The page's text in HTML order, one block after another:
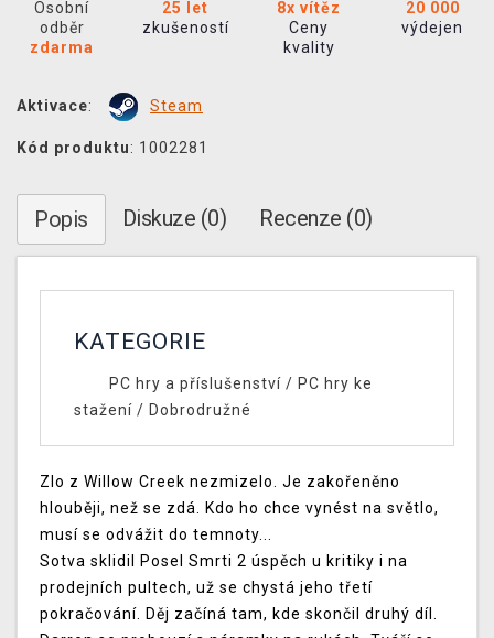
Osobní
odběr
zdarma
25 let
zkušeností
8x vítěz
Ceny
kvality
20 000
výdejen
Aktivace: Steam
Kód produktu: 1002281
Popis Diskuze (0) Recenze (0)
KATEGORIE
PC hry a příslušenství/ PC hry ke
stažení / Dobrodružné
Zlo z Willow Creek nezmizelo. Je zakořeněno
hlouběji, než se zdá. Kdo ho chce vynést na světlo,
musí se odvážit do temnoty...
Sotva sklidil Posel Smrti 2 úspěch u kritiky i na
prodejních pultech, už se chystá jeho třetí
pokračování. Děj začíná tam, kde skončil druhý díl.